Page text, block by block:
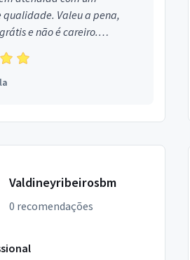
Valeu a pena,
e não é careiro.
Valdineyribeirosbm
0 recomendações